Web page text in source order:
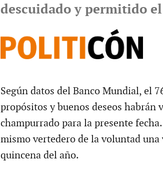
descuidado y permitido
Según datos del Banco Mundial, el
propósitos y buenos deseos habrán
champurrado para la presente
mismo vertedero de la voluntad
quincena del año.